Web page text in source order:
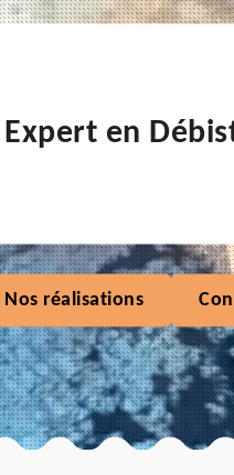
Expert en
Nos réalisations